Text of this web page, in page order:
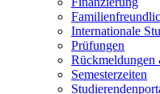
Internationale
Prüfungen
Rückmeldungen
Semesterzeiten